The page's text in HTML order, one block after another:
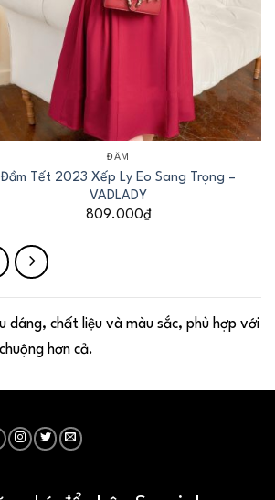
ĐẦM
Đầm Tết 2023 Xếp Ly Eo Sang Trọng –
VADLADY
809.000₫
dáng, chất liệu và màu sắc, phù hợp với
hơn cả.